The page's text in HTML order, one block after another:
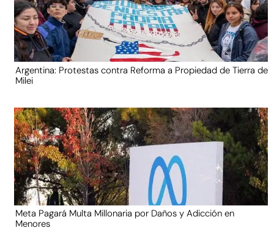
Argentina: Protestas contra Reforma a Propiedad de Tierra de
Milei
Meta Pagará Multa Millonaria por Daños y Adicción en
Menores